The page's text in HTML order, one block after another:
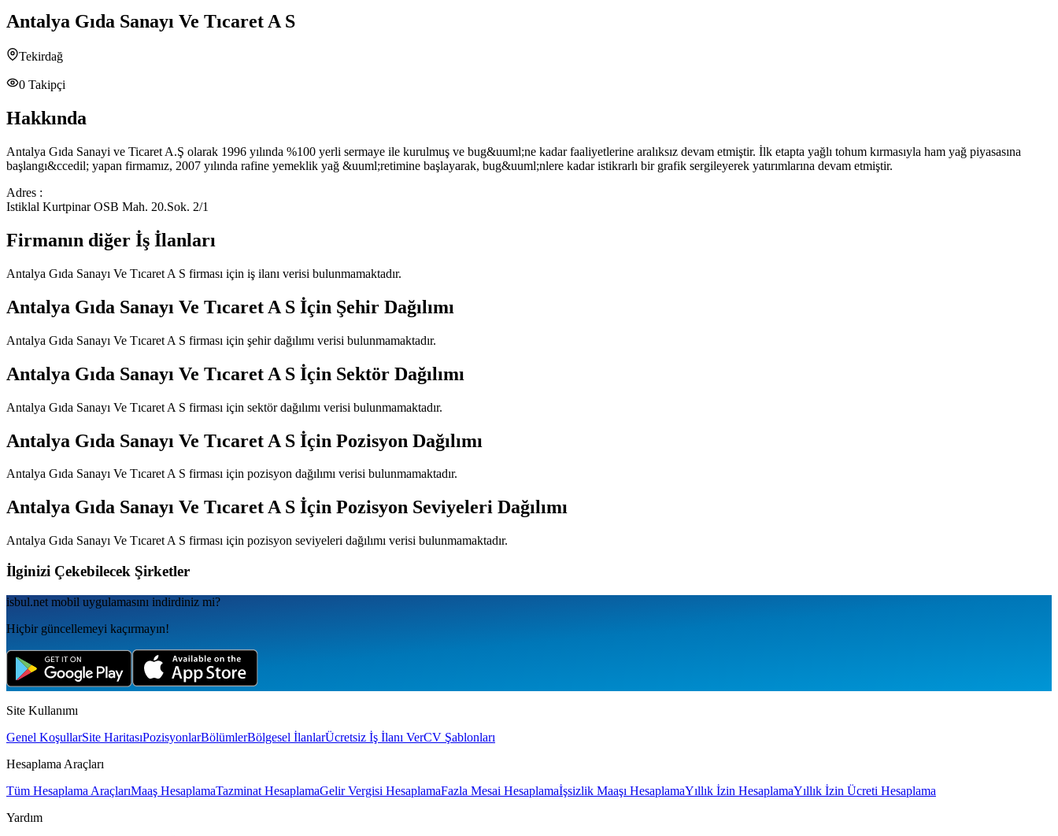
Antalya Gıda Sanayı Ve Tıcaret A S
Tekirdağ
0 Takipçi
Hakkında
Antalya Gıda Sanayi ve Ticaret A.Ş olarak 1996 yılında %100 yerli sermaye ile kurulmuş ve bug&uuml;ne kadar faaliyetlerine aralıksız devam etmiştir. İlk etapta yağlı tohum kırmasıyla ham yağ piyasasına
başlangı&ccedil; yapan firmamız, 2007 yılında rafine yemeklik yağ &uuml;retimine başlayarak, bug&uuml;nlere kadar istikrarlı bir grafik sergileyerek yatırımlarına devam etmiştir.
Adres :
Istiklal Kurtpinar OSB Mah. 20.Sok. 2/1
Firmanın diğer İş İlanları
Antalya Gıda Sanayı Ve Tıcaret A S firması için iş ilanı verisi bulunmamaktadır.
Antalya Gıda Sanayı Ve Tıcaret A S İçin Şehir Dağılımı
Antalya Gıda Sanayı Ve Tıcaret A S firması için şehir dağılımı verisi bulunmamaktadır.
Antalya Gıda Sanayı Ve Tıcaret A S İçin Sektör Dağılımı
Antalya Gıda Sanayı Ve Tıcaret A S firması için sektör dağılımı verisi bulunmamaktadır.
Antalya Gıda Sanayı Ve Tıcaret A S İçin Pozisyon Dağılımı
Antalya Gıda Sanayı Ve Tıcaret A S firması için pozisyon dağılımı verisi bulunmamaktadır.
Antalya Gıda Sanayı Ve Tıcaret A S İçin Pozisyon Seviyeleri Dağılımı
Antalya Gıda Sanayı Ve Tıcaret A S firması için pozisyon seviyeleri dağılımı verisi bulunmamaktadır.
İlginizi Çekebilecek Şirketler
isbul.net mobil uygulamаsını indirdiniz mi?
Hiçbir güncellemeyi kaçırmayın!
Site Kullanımı
Genel KoşullarSite HaritasıPozisyonlarBölümlerBölgesel İlanlarÜcretsiz İş İlanı VerCV Şablonları
Hesaplama Araçları
Tüm Hesaplama AraçlarıMaaş HesaplamaTazminat HesaplamaGelir Vergisi HesaplamaFazla Mesai Hesaplamaİşsizlik Maaşı HesaplamaYıllık İzin HesaplamaYıllık İzin Ücreti Hesaplama
Yardım